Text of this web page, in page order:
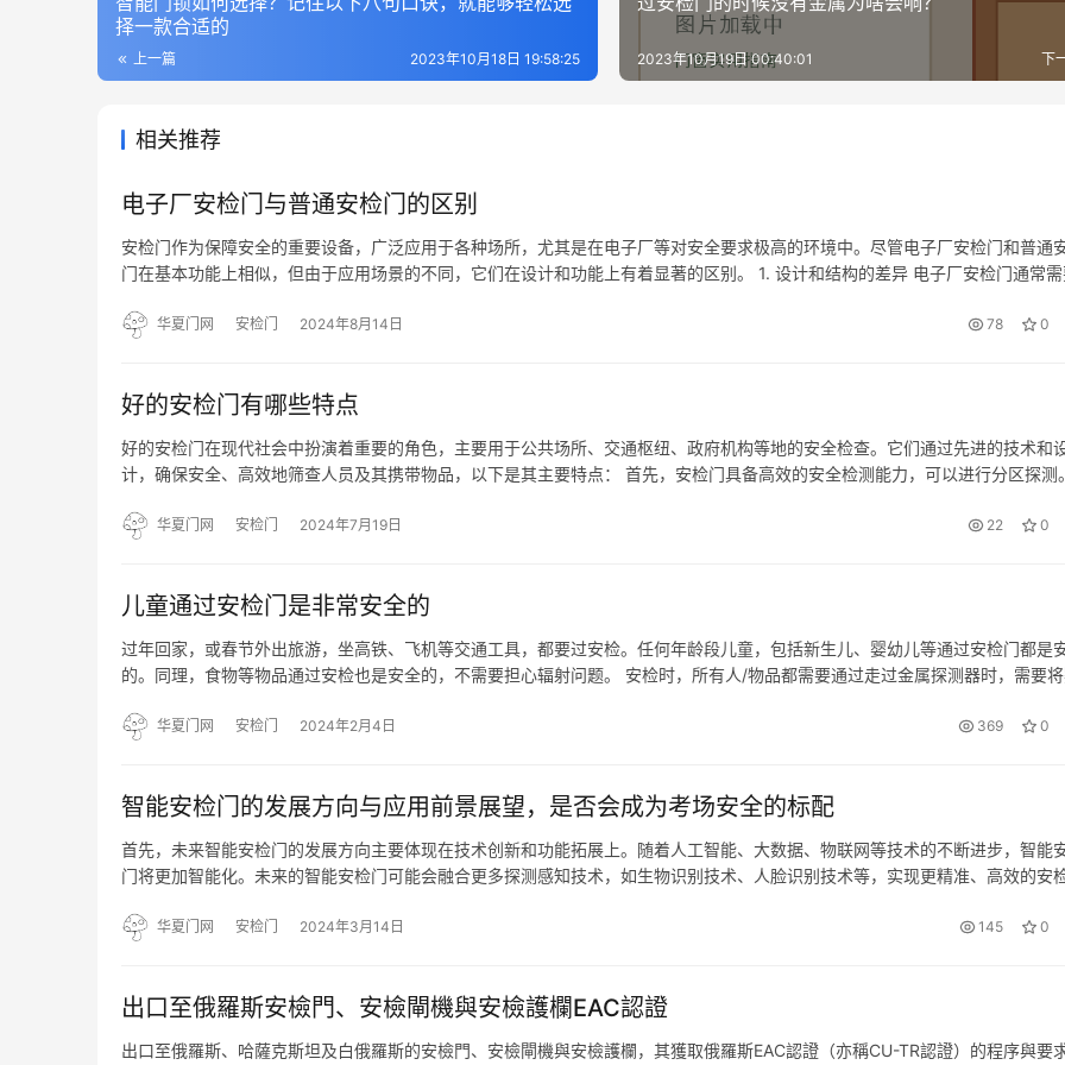
择一款合适的
上一篇 2023年10月18日 19:58:25 下
2023年10月19日 00:40:01
相关推荐
电子厂安检门与普通安检门的区别
安检门作为保障安全的重要设备，广泛应用于各种场所，尤其是在电子厂等对安全要求极高的环境中。尽管电子厂安检门和普通
门在基本功能上相似，但由于应用场景的不同，它们在设计和功能上有着显著的区别。 1. 设计和结构的差异 电子厂安检门通常需
包括…华夏门网 安检门 2024年8月14日 78 0
好的安检门有哪些特点
好的安检门在现代社会中扮演着重要的角色，主要用于公共场所、交通枢纽、政府机构等地的安全检查。它们通过先进的技术和
计，确保安全、高效地筛查人员及其携带物品，以下是其主要特点： 首先，安检门具备高效的安全检测能力，可以进行分区探测
防范和控制潜…
华夏门网 安检门 2024年7月19日 22 0
儿童通过安检门是非常安全的
过年回家，或春节外出旅游，坐高铁、飞机等交通工具，都要过安检。任何年龄段儿童，包括新生儿、婴幼儿等通过安检门都是
的。同理，食物等物品通过安检也是安全的，不需要担心辐射问题。 安检时，所有人/物品都需要通过走过金属探测器时，需要
行李安检…
华夏门网 安检门 2024年2月4日 369 0
智能安检门的发展方向与应用前景展望，是否会成为考场安全的标配
首先，未来智能安检门的发展方向主要体现在技术创新和功能拓展上。随着人工智能、大数据、物联网等技术的不断进步，智能
门将更加智能化。未来的智能安检门可能会融合更多探测感知技术，如生物识别技术、人脸识别技术等，实现更精准、高效的安
信息。 其次…
华夏门网 安检门 2024年3月14日 145 0
出口至俄羅斯安檢門、安檢閘機與安檢護欄EAC認證
出口至俄羅斯、哈薩克斯坦及白俄羅斯的安檢門、安檢閘機與安檢護欄，其獲取俄羅斯EAC認證（亦稱CU-TR認證）的程序與要求